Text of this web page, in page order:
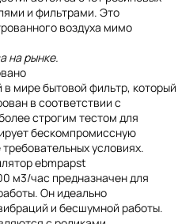
и фильтрами. Это
воздуха мимо
на рынке.
в мире бытовой фильтр, который
в соответствии с
строгим тестом для
бескомпромиссную
условиях.
ebmpapst
м3/час предназначен для
Он идеально
и бесшумной работы.